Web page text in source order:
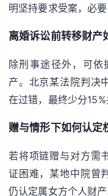
明坚持要求受案，必
离婚诉讼前转移财产
除刑事途径外，可
产。北京某法院判决
在过错，最终少分15%
赠与情形下如何认定
若将项链赠与对方需
证困难，某地中院曾
仍认定属女方个人财产